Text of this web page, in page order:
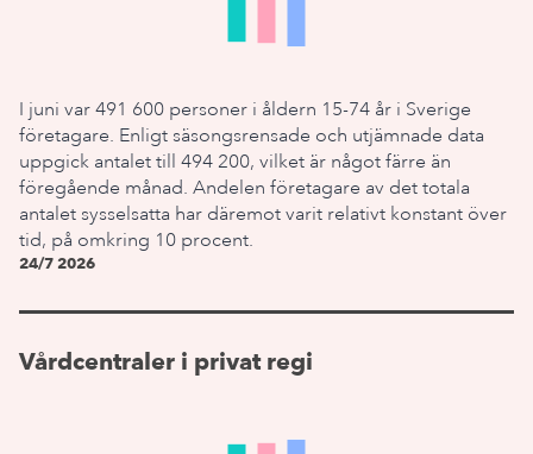
I juni var 491 600 personer i åldern 15-74 år i Sverige
företagare. Enligt säsongsrensade och utjämnade data
uppgick antalet till 494 200, vilket är något färre än
föregående månad. Andelen företagare av det totala
antalet sysselsatta har däremot varit relativt konstant över
tid, på omkring 10 procent.
24/7 2026
Vårdcentraler i privat regi